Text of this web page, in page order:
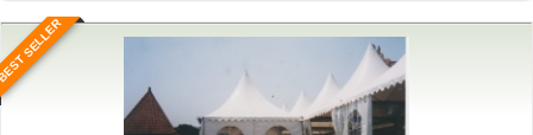
SELLER